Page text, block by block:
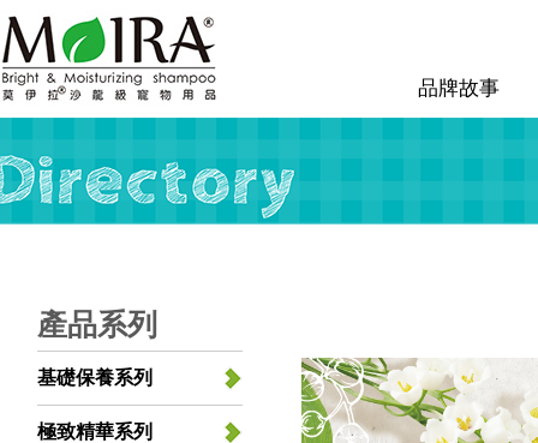
品牌故事
產品系列
基礎保養系列
極致精華系列